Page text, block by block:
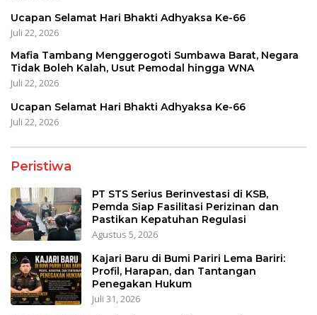
Ucapan Selamat Hari Bhakti Adhyaksa Ke-66
Juli 22, 2026
Mafia Tambang Menggerogoti Sumbawa Barat, Negara
Tidak Boleh Kalah, Usut Pemodal hingga WNA
Juli 22, 2026
Ucapan Selamat Hari Bhakti Adhyaksa Ke-66
Juli 22, 2026
Peristiwa
PT STS Serius Berinvestasi di KSB,
Pemda Siap Fasilitasi Perizinan dan
Pastikan Kepatuhan Regulasi
Agustus 5, 2026
Kajari Baru di Bumi Pariri Lema Bariri:
Profil, Harapan, dan Tantangan
Penegakan Hukum
Juli 31, 2026